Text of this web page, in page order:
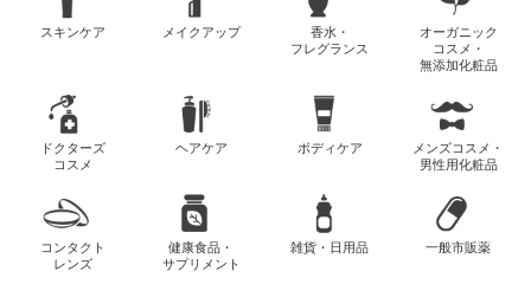
スキンケア メイクアップ
香水・
フレグランス
オーガニック
コスメ・
無添加化粧品
ドクターズ
コスメ
ヘアケア ボディケア
メンズコスメ・
男性用化粧品
コンタクト
レンズ
健康食品・
サプリメント
雑貨・日用品 一般市販薬